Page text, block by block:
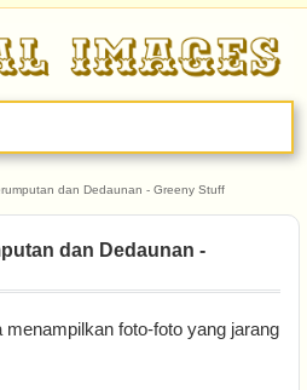
dan Dedaunan - Greeny Stuff
dan Dedaunan -
menampilkan foto-foto yang jarang